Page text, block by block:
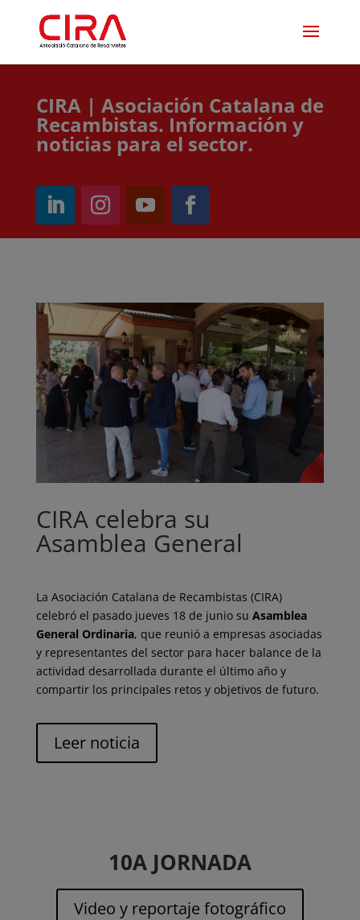
CIRA | Asociación Catalana de
Recambistas. Información y
noticias para el sector.
CIRA celebra su
Asamblea General
La Asociación Catalana de Recambistas (CIRA)
celebró el pasado jueves 18 de junio su Asamblea
General Ordinaria, que reunió a empresas asociadas
y representantes del sector para hacer balance de la
actividad desarrollada durante el último año y
compartir los principales retos y objetivos de futuro.
Leer noticia
10A JORNADA
Video y reportaje fotográfico